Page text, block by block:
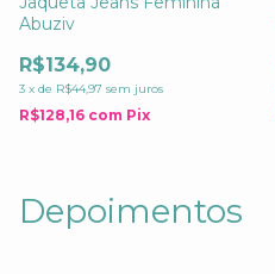
Abuziv
R$134,90
3 x de R$44,97 sem juros
R$128,16 com Pix
Depoimentos